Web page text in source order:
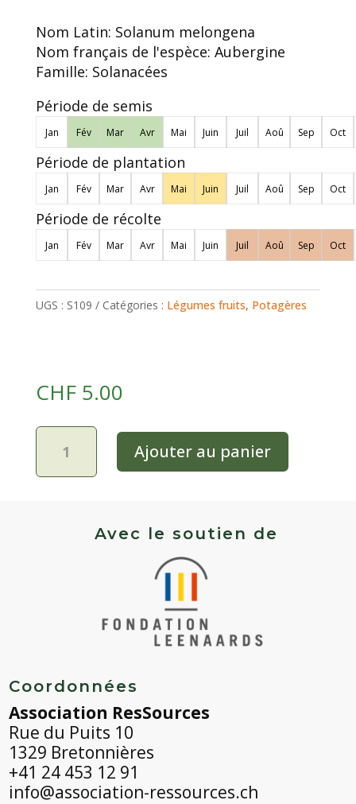
Nom Latin: Solanum melongena
Nom français de l'espèce: Aubergine
Famille: Solanacées
Période de semis
Jan Fév Mar Avr Mai Juin Juil Aoû Sep Oct
Période de plantation
Jan Fév Mar Avr Mai Juin Juil Aoû Sep Oct
Période de récolte
Jan Fév Mar Avr Mai Juin Juil Aoû Sep Oct
UGS : S109 Catégories : Légumes fruits, Potagères
CHF5.00
quantité
Aubergine
Ajouter au panier
Avec le soutien de
Coordonnées
Association ResSources
Rue du Puits 10
1329 Bretonnières
+41 24 453 12 91
info@association-ressources.ch